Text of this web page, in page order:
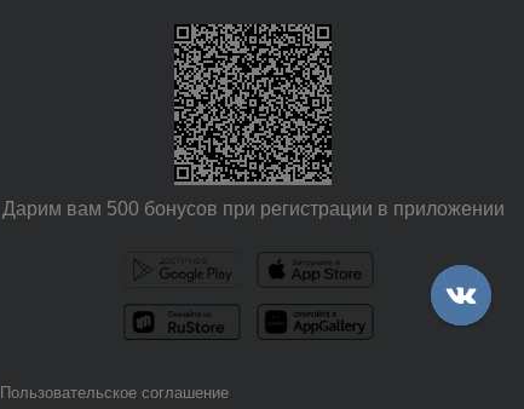
Дарим вам 500 бонусов при регистрации в приложении
Пользовательское соглашение